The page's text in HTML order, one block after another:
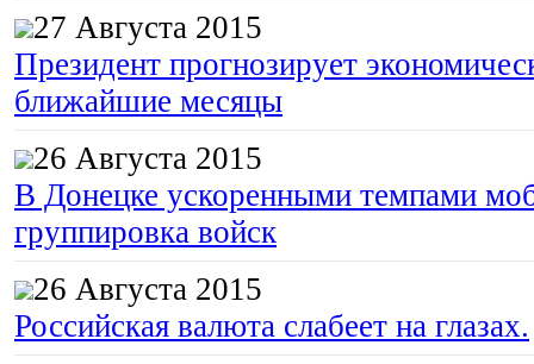
27 Августа 2015
Президент прогнозирует
ближайшие месяцы
26 Августа 2015
В Донецке ускоренными темпами
группировка войск
26 Августа 2015
Российская валюта слабеет на глазах.